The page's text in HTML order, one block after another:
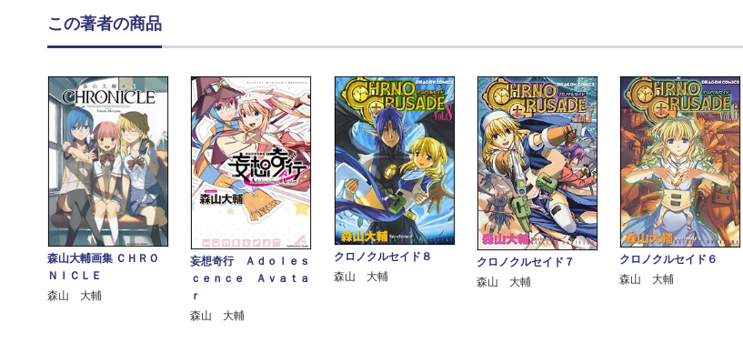
この著者の商品
森山大輔画集 ＣＨＲＯ
ＮＩＣＬＥ
森山 大輔
妄想奇行 Ａｄｏｌｅｓ
ｃｅｎｃｅ Ａｖａｔａ
ｒ
森山 大輔
クロノクルセイド８
森山 大輔
クロノクルセイド７
森山 大輔
クロノクルセイド６
森山 大輔